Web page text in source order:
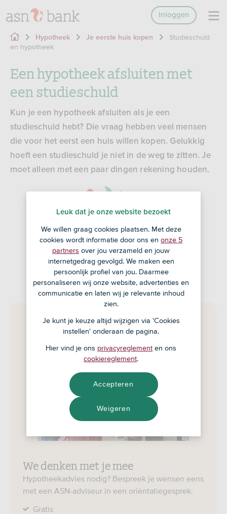
Inloggen
Hypotheek Je eerste huis kopen
Studieschuld
en hypotheek
Een hypotheek afsluiten met
een studieschuld
Kun je een hypotheek afsluiten als je een
studieschuld hebt? Die vraag hebben veel mensen
die voor het eerst een huis willen kopen. Gelukkig
hoeft een studieschuld je niet in de weg te zitten. Je
moet alleen met een paar dingen rekening houden.
We denken met je mee
Hypotheekadvies nodig? Bespreek je wensen eens
met een ASN-adviseur in een oriëntatiegesprek.
Gratis
Leuk dat je onze website bezoekt
We willen graag cookies plaatsen. Met deze
cookies wordt informatie door ons en onze 5
partners over jou verzameld en jouw
internetgedrag gevolgd. We maken een
persoonlijk profiel van jou. Daarmee
personaliseren wij onze website, advertenties en
communicatie en laten wij je relevante inhoud
zien.
Je kunt je keuze altijd wijzigen via 'Cookies
instellen' onderaan de pagina.
Hier vind je ons privacyreglement en ons
cookiereglement.
Weigeren
Accepteren